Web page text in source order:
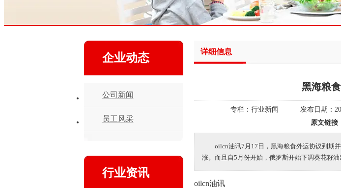
企业动态
公司新闻
员工风采
行业资讯
详细信息
黑海粮
专栏： 行业新闻 发布日期：
原文链接
oilcn油讯7月17日，黑海粮食外运协议到期
涨。而且自5月份开始，俄罗斯开始下调葵花籽
oilcn油讯